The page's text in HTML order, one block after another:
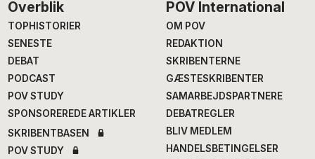
Footer
Overblik
TOPHISTORIER
SENESTE
DEBAT
PODCAST
POV STUDY
SPONSOREREDE ARTIKLER
SKRIBENTBASEN
POV STUDY
POV International
OM POV
REDAKTION
SKRIBENTERNE
GÆSTESKRIBENTER
SAMARBEJDSPARTNERE
DEBATREGLER
BLIV MEDLEM
HANDELSBETINGELSER